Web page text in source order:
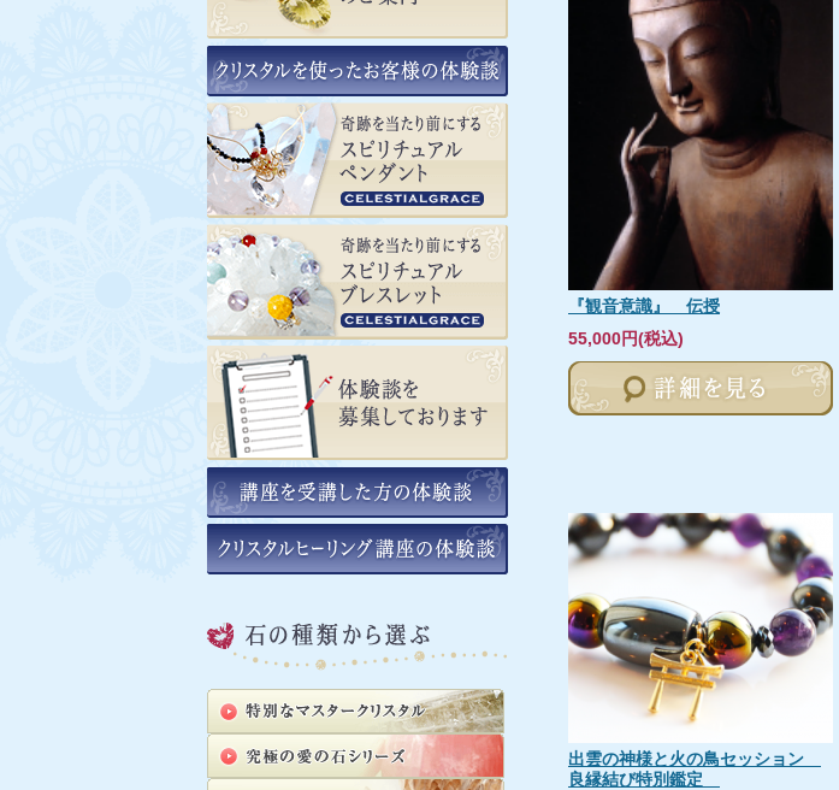
『観音意識』 伝授
55,000円(税込)
出雲の神様と火の鳥セッション
良縁結び特別鑑定